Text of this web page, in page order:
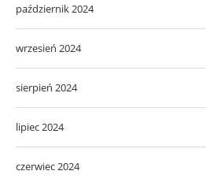
październik 2024
wrzesień 2024
sierpień 2024
lipiec 2024
czerwiec 2024